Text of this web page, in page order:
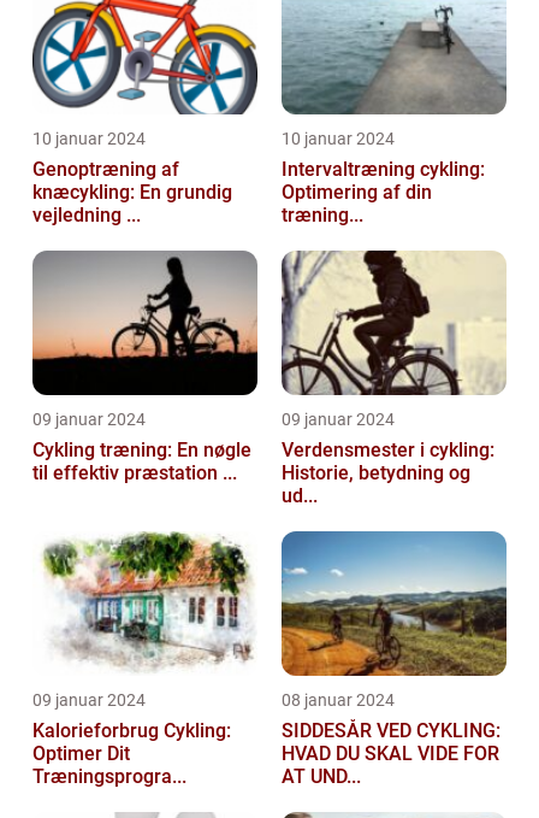
10 januar 2024
Genoptræning af
knæcykling: En grundig
vejledning ...
10 januar 2024
Intervaltræning cykling:
Optimering af din
træning...
09 januar 2024
Cykling træning: En nøgle
til effektiv præstation ...
09 januar 2024
Verdensmester i cykling:
Historie, betydning og
ud...
09 januar 2024
Kalorieforbrug Cykling:
Optimer Dit
Træningsprogra...
08 januar 2024
SIDDESÅR VED CYKLING:
HVAD DU SKAL VIDE FOR
AT UND...